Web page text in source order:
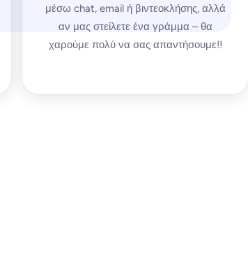
μέσω chat, email ή βιντεοκλήσης, αλλά
αν μας στείλετε ένα γράμμα – θα
χαρούμε πολύ να σας απαντήσουμε!!